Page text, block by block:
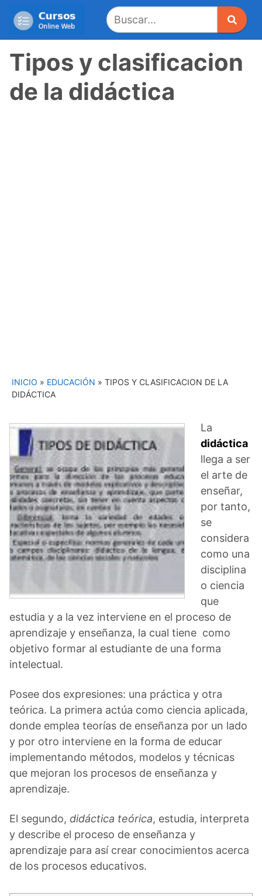
Tipos y clasificacion
de la didáctica
INICIO » EDUCACIÓN » TIPOS Y CLASIFICACION DE LA
DIDÁCTICA
La
didáctica
llega a ser
el arte de
enseñar,
por tanto,
se
considera
como una
disciplina
o ciencia
que
estudia y a la vez interviene en el proceso de
aprendizaje y enseñanza, la cual tiene como
objetivo formar al estudiante de una forma
intelectual.
Posee dos expresiones: una práctica y otra
teórica. La primera actúa como ciencia aplicada,
donde emplea teorías de enseñanza por un lado
y por otro interviene en la forma de educar
implementando métodos, modelos y técnicas
que mejoran los procesos de enseñanza y
aprendizaje.
El segundo, didáctica teórica, estudia, interpreta
y describe el proceso de enseñanza y
aprendizaje para así crear conocimientos acerca
de los procesos educativos.